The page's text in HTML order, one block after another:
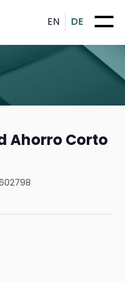
EN DE
Ahorro Corto